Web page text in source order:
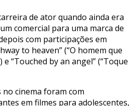
de ator quando ainda era
comercial para uma marca de
com participações em
to heaven” (“O homem que
e “Touched by an angel” (“Toque
cinema foram com
em filmes para adolescentes,